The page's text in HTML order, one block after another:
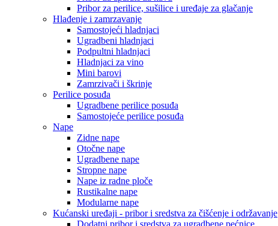
Pribor za perilice, sušilice i uređaje za glačanje
Hlađenje i zamrzavanje
Samostojeći hladnjaci
Ugradbeni hladnjaci
Podpultni hladnjaci
Hladnjaci za vino
Mini barovi
Zamrzivači i škrinje
Perilice posuđa
Ugradbene perilice posuđa
Samostojeće perilice posuđa
Nape
Zidne nape
Otočne nape
Ugradbene nape
Stropne nape
Nape iz radne ploče
Rustikalne nape
Modularne nape
Kućanski uređaji - pribor i sredstva za čišćenje i održavanje
Dodatni pribor i sredstva za ugradbene pećnice